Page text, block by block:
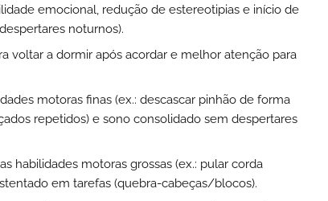
emocional, redução de estereotipias e início de
noturnos).
voltar a dormir após acordar e melhor atenção para
motoras finas (ex.: descascar pinhão de forma
repetidos) e sono consolidado sem despertares
habilidades motoras grossas (ex.: pular corda
em tarefas (quebra-cabeças/blocos).